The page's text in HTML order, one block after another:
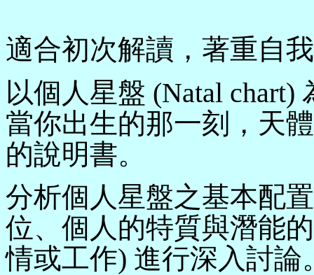
適合初次解讀，著重自
以個人星盤 (Natal chart)
當你出生的那一刻，天
的說明書。
分析個人星盤之基本配
位、個人的特質與潛能
情或工作) 進行深入討論